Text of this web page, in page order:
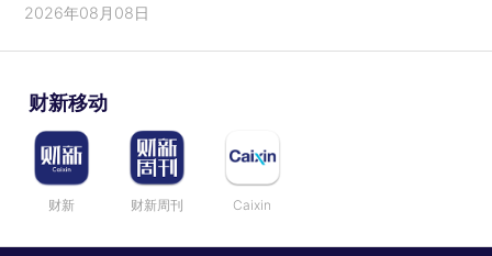
2026年08月08日
财新移动
财新 财新周刊 Caixin